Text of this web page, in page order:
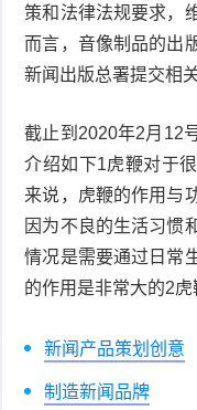
策和法律法规要求，
而言，音像制品的出
新闻出版总署提交相
截止到2020年2月12
介绍如下1虎鞭对于
来说，虎鞭的作用与
因为不良的生活习惯
情况是需要通过日常
的作用是非常大的2虎
新闻产品策划创意
制造新闻品牌